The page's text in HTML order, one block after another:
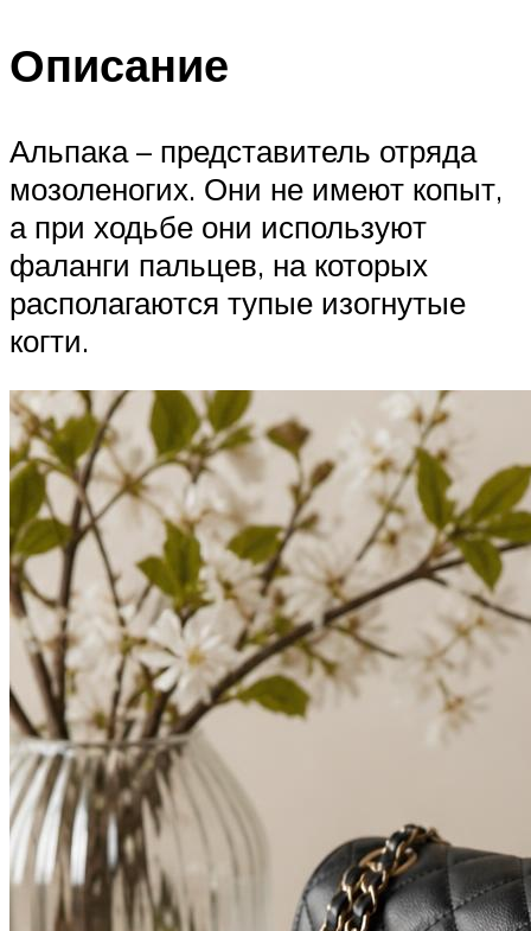
Описание
Альпака – представитель отряда
мозоленогих. Они не имеют копыт,
а при ходьбе они используют
фаланги пальцев, на которых
располагаются тупые изогнутые
когти.